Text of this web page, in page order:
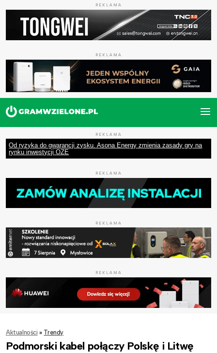
REKLAMA
REKLAMA
REKLAMA
Od ryzyka do gwarancji zysku. Asona Energy zmienia zasady gry na
rynku inwestycji OZE
REKLAMA
REKLAMA
REKLAMA
Aktualności » Trendy
Podmorski kabel połączy Polskę i Litwę